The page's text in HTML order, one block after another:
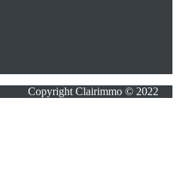
Copyright Clairimmo © 2022